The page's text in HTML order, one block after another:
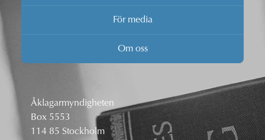
För media
Om oss
Åklagarmyndigheten
Box 5553
114 85 Stockholm